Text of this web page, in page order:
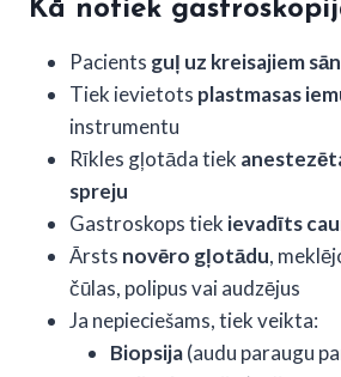
Kā notiek
Pacients guļ uz kreisajiem
Tiek ievietots plastmasas
instrumentu
Rīkles gļotāda tiek
spreju
Gastroskops tiek ievadīts
Ārsts novēro gļotādu,
čūlas, polipus vai audzējus
Ja nepieciešams, tiek veikta:
Biopsija(audu paraugu